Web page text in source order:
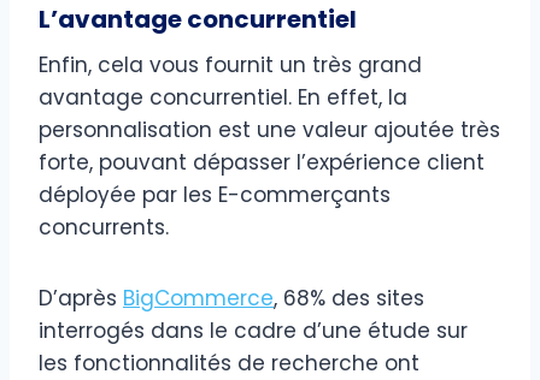
L’avantage concurrentiel
Enfin, cela vous fournit un très grand
avantage concurrentiel. En effet, la
personnalisation est une valeur ajoutée très
forte, pouvant dépasser l’expérience client
déployée par les E-commerçants
concurrents.
D’après BigCommerce, 68% des sites
interrogés dans le cadre d’une étude sur
les fonctionnalités de recherche ont